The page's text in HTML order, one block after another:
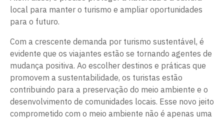
local para manter o turismo e ampliar oportunidades
para o futuro.
Com a crescente demanda por turismo sustentável, é
evidente que os viajantes estão se tornando agentes de
mudança positiva. Ao escolher destinos e práticas que
promovem a sustentabilidade, os turistas estão
contribuindo para a preservação do meio ambiente e o
desenvolvimento de comunidades locais. Esse novo jeito
comprometido com o meio ambiente não é apenas uma